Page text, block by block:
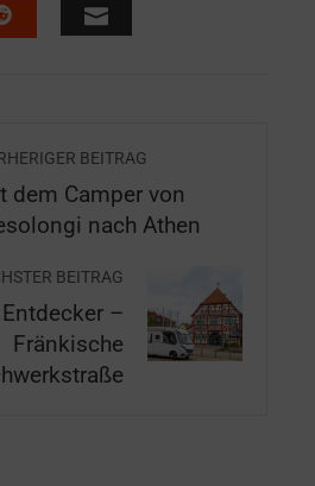
BEITRAG
dem Camper von
nach Athen
BEITRAG
–
Fränkische